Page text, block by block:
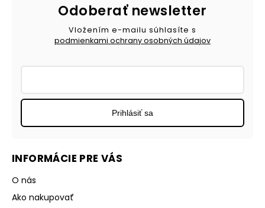
INFORMÁCIE PRE VÁS
O nás
Ako nakupovať
Odoberať newsletter
Vložením e-mailu súhlasíte s
podmienkami ochrany osobných údajov
Prihlásiť sa